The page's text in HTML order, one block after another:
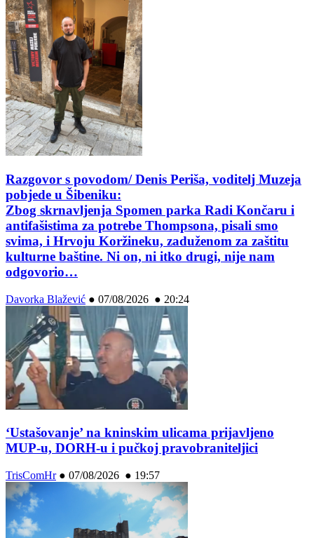
Razgovor s povodom/ Denis Periša, voditelj Muzeja
pobjede u Šibeniku:
Zbog skrnavljenja Spomen parka Radi Končaru i
antifašistima za potrebe Thompsona, pisali smo
svima, i Hrvoju Koržineku, zaduženom za zaštitu
kulturne baštine. Ni on, ni itko drugi, nije nam
odgovorio…
Davorka Blažević ● 07/08/2026 ● 20:24
‘Ustašovanje’ na kninskim ulicama prijavljeno
MUP-u, DORH-u i pučkoj pravobraniteljici
TrisComHr● 07/08/2026 ● 19:57